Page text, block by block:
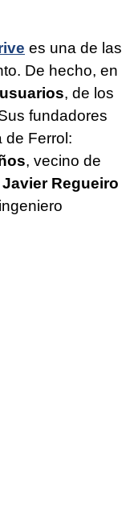
es una de las
De hecho, en
, de los
fundadores
de Ferrol:
, vecino de
Javier Regueiro